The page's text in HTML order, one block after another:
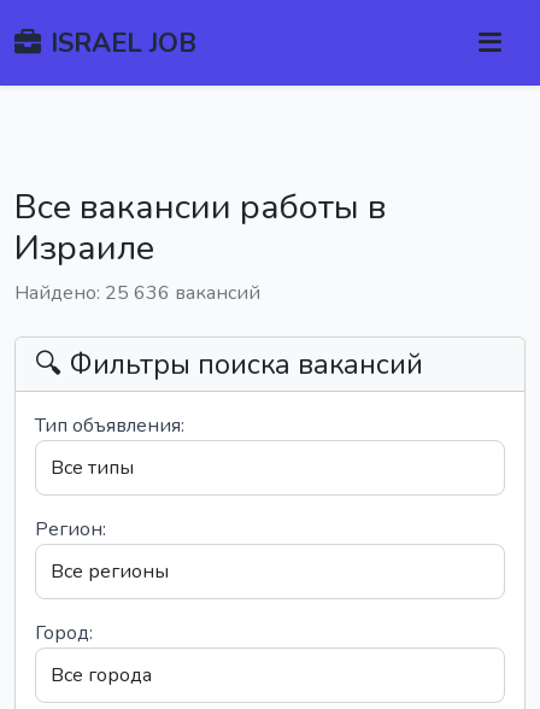
ISRAEL JOB
Все вакансии работы в
Израиле
Найдено: 25 636 вакансий
🔍 Фильтры поиска вакансий
Тип объявления:
Регион:
Город: